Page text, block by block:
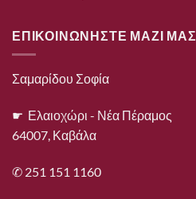
ΕΠΙΚΟΙΝΩΝΗΣΤΕ ΜΑΖΙ ΜΑΣ
Σαμαρίδου Σοφία
☛ Ελαιοχώρι - Νέα Πέραμος
64007, Καβάλα
✆ 251 151 1160